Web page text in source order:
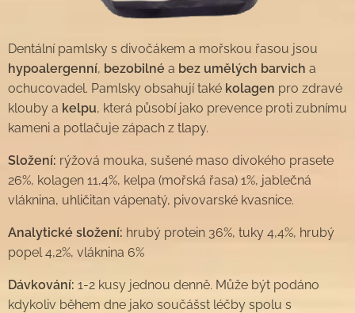
Dentální pamlsky s divočákem a mořskou řasou jsou
hypoalergenní, bezobilné a bez umělých barvich a
ochucovadel. Pamlsky obsahují také kolagen pro zdravé
klouby a kelpu, která působí jako prevence proti zubnímu
kameni a potlačuje zápach z tlapy.
Složení: rýžová mouka, sušené maso divokého prasete
26%, kolagen 11,4%, kelpa (mořská řasa) 1%, jablečná
vláknina, uhličitan vápenatý, pivovarské kvasnice.
Analytické složení: hrubý protein 36%, tuky 4,4%, hrubý
popel 4,2%, vláknina 6%
Dávkování: 1-2 kusy jednou denně. Může být podáno
kdykoliv během dne jako součášst léčby spolu s